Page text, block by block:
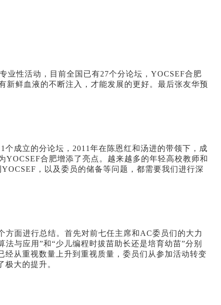
业性活动，目前全国已有27个分论坛，YOCSEF合肥
新鲜血液的不断注入，才能发展的更好。最后张友华预
成立的分论坛，2011年在陈恩红和汤进的带领下，成
合肥增添了亮点。越来越多的年轻高校教师和
，以及委员的储备等问题，都需要我们进行深
方面进行总结。首先对前七任主席和AC委员们的大力
与应用”和“少儿编程时拔苗助长还是培育幼苗”分别
从重视数量上升到重视质量，委员们从参加活动转变
大的提升。